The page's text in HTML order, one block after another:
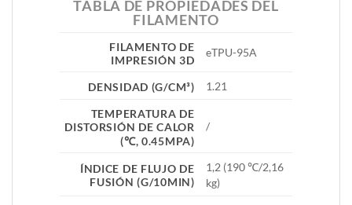
TABLA DE PROPIEDADES DEL
FILAMENTO
FILAMENTO DE
IMPRESIÓN 3D
eTPU-95A
DENSIDAD (G/CM³) 1.21
TEMPERATURA DE
DISTORSIÓN DE CALOR
(℃, 0.45MPA)
/
ÍNDICE DE FLUJO DE
FUSIÓN (G/10MIN)
1,2 (190 ℃/2,16
kg)